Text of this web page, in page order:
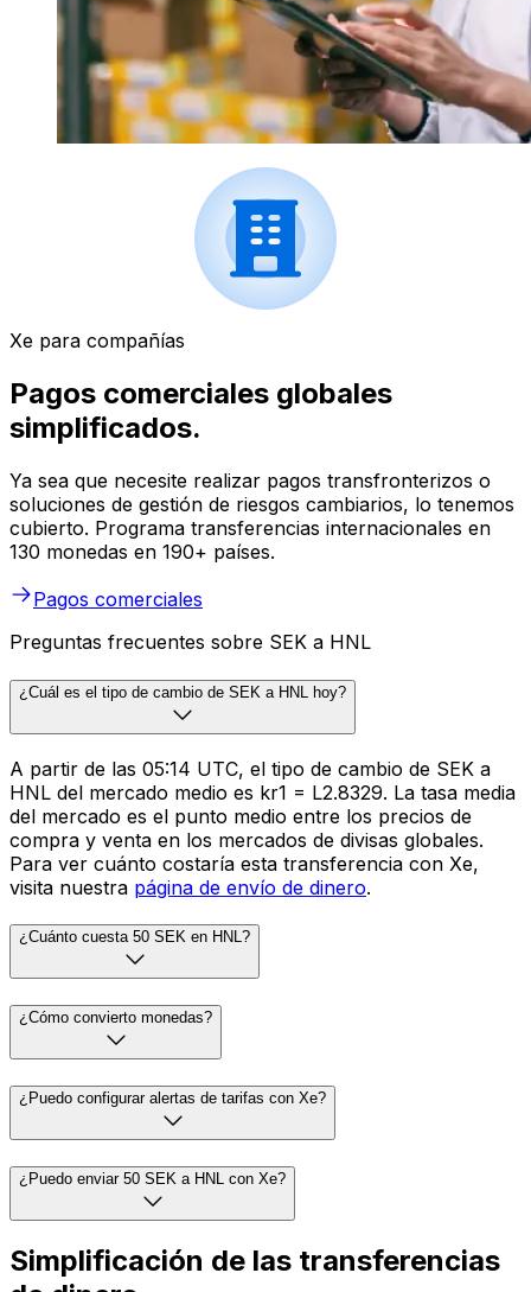
Xe para compañías
Pagos comerciales globales
simplificados.
Ya sea que necesite realizar pagos transfronterizos o
soluciones de gestión de riesgos cambiarios, lo tenemos
cubierto. Programa transferencias internacionales en
130 monedas en 190+ países.
Pagos comerciales
Preguntas frecuentes sobre SEK a HNL
¿Cuál es el tipo de cambio de SEK a HNL hoy?
A partir de las 05:14 UTC, el tipo de cambio de SEK a
HNL del mercado medio es kr1 = L2.8329. La tasa media
del mercado es el punto medio entre los precios de
compra y venta en los mercados de divisas globales.
Para ver cuánto costaría esta transferencia con Xe,
visita nuestra página de envío de dinero.
¿Cuánto cuesta 50 SEK en HNL?
¿Cómo convierto monedas?
¿Puedo configurar alertas de tarifas con Xe?
¿Puedo enviar 50 SEK a HNL con Xe?
Simplificación de las transferencias